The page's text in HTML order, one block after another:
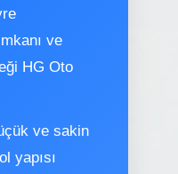
ve
HG Oto
ve sakin
yapısı